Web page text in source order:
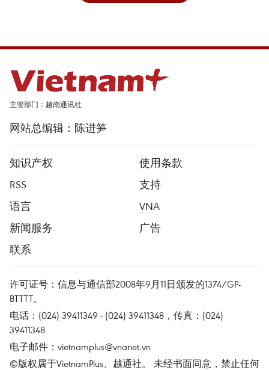
主管部门：越南通讯社
网站总编辑：陈进笋
知识产权
使用条款
RSS
支持
语言
VNA
新闻服务
广告
联系
许可证号：信息与通信部2008年9月11日颁发的1374/GP-
BTTTT。
电话：(024) 39411349 - (024) 39411348，传真：(024)
39411348
电子邮件： vietnamplus@vnanet.vn
©版权属于VietnamPlus、越通社。 未经书面同意，禁止任何